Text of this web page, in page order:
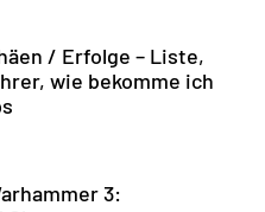
/ Erfolge – Liste,
wie bekomme ich
3: